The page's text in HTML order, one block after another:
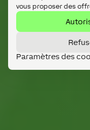
vous proposer des
Paramètres des